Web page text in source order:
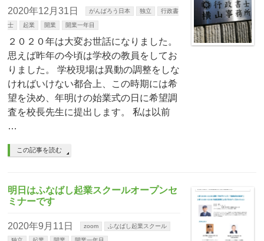
2020年12月31日 がんばろう日本 独立 行政書
士 起業 開業 開業一年目
２０２０年は大変お世話になりました。
思えば昨年の今頃は学校の教員をしてお
りました。 学校現場は異動の調整をしな
ければいけない都合上、この時期には希
望を決め、年明けの始業式の日に希望調
査を校長先生に提出します。 私は以前
…
この記事を読む
明日はふなばし起業スクールオープンセ
ミナーです
2020年9月11日 zoom ふなばし起業スクール